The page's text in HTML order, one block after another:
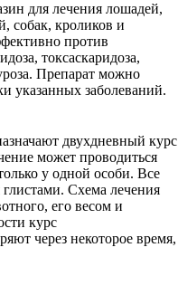
для лечения лошадей,
собак, кроликов и
против
токсаскаридоза,
Препарат можно
указанных заболеваний.
двухдневный курс
может проводиться
у одной особи. Все
глистами. Схема лечения
его весом и
курс
через некоторое время,